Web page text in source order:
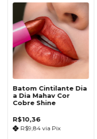
Batom Cintilante Dia
a Dia Mahav Cor
Cobre Shine
R$10,36
R$9,84via Pix